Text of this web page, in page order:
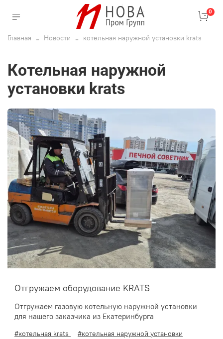
0
Главная Новости котельная наружной установки krats
котельная наружной
установки krats
Отгружаем оборудование KRATS
Отгружаем газовую котельную наружной установки
для нашего заказчика из Екатеринбурга
#котельная krats
#котельная наружной установки